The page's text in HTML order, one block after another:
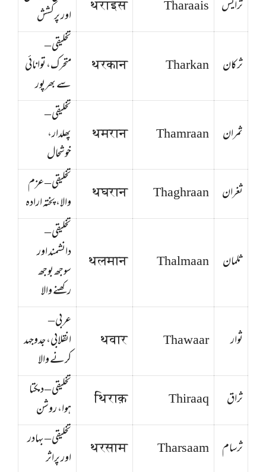
ثرایس
Tharaais
थराइस
اور پرکشش
ثركان Tharkan
थरकान
تخلیقی –
متحرک، توانائی
سے بھرپور
ثمران Thamraan
थमरान
تخلیقی –
پھلدار،
خوشحال
ثغران
Thaghraan
थघरान
تخلیقی – عزم
والا، پختہ ارادہ
ثلمان Thalmaan
थलमान
تخلیقی –
دانشمند اور
سوجھ بوجھ
رکھنے والا
ثوار Thawaar
थवार
عربی –
انقلابی، جدوجہد
کرنے والا
ثراق
Thiraaq
थिराक़
تخلیقی – دمکتا
ہوا، روشن
ثرسام
Tharsaam
थरसाम
تخلیقی – بہادر
اور پراثر